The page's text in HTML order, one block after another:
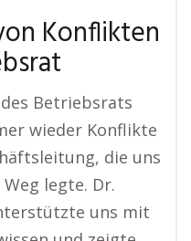
Konflikten
Betriebsrats
wieder Konflikte
die uns
legte. Dr.
uns mit